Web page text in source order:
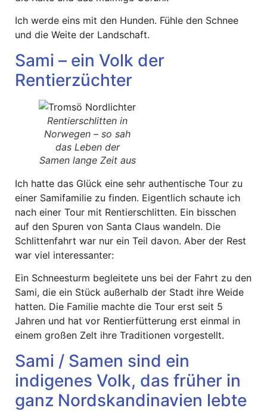
Ich werde eins mit den Hunden. Fühle den Schnee
und die Weite der Landschaft.
Sami – ein Volk der
Rentierzüchter
Rentierschlitten in
Norwegen – so sah
das Leben der
Samen lange Zeit aus
Ich hatte das Glück eine sehr authentische Tour zu
einer Samifamilie zu finden. Eigentlich schaute ich
nach einer Tour mit Rentierschlitten. Ein bisschen
auf den Spuren von Santa Claus wandeln. Die
Schlittenfahrt war nur ein Teil davon. Aber der Rest
war viel interessanter:
Ein Schneesturm begleitete uns bei der Fahrt zu den
Sami, die ein Stück außerhalb der Stadt ihre Weide
hatten. Die Familie machte die Tour erst seit 5
Jahren und hat vor Rentierfütterung erst einmal in
einem großen Zelt ihre Traditionen vorgestellt.
Sami / Samen sind ein
indigenes Volk, das früher in
ganz Nordskandinavien lebte